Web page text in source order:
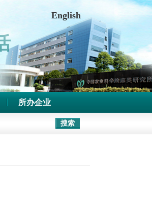
收藏本站
English
所办企业